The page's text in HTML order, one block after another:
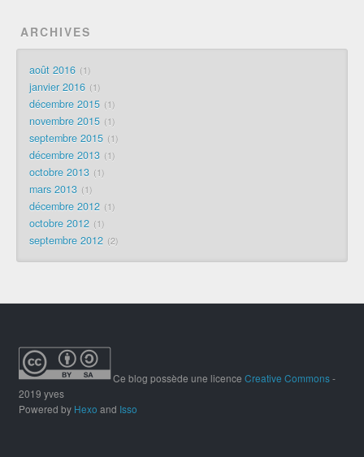
ARCHIVES
août 2016 1
janvier 2016 1
décembre 2015 1
novembre 2015 1
septembre 2015 1
décembre 2013 1
octobre 2013 1
mars 2013 1
décembre 2012 1
octobre 2012 1
septembre 2012 2
Ce blog possède une licenceCreative Commons-
2019 yves
Powered by Hexo and Isso